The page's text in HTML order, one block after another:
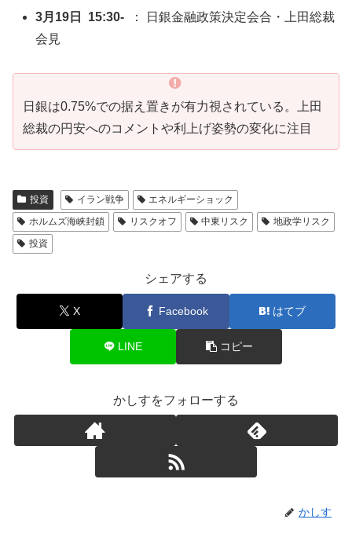
3月19日 15:30-
： 日銀金融政策決定会合・上田総裁
会見
日銀は0.75%での据え置きが有力視されている。上田
総裁の円安へのコメントや利上げ姿勢の変化に注目
投資 イラン戦争
エネルギーショック
ホルムズ海峡封鎖
リスクオフ 中東リスク
地政学リスク
投資
シェアする
X Facebook はてブ
LINE コピー
かしすをフォローする
かしす